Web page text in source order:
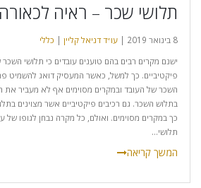
תלושי שכר – ראיה לכאורה
8 בינואר 2019 | עו״ד דניאל קליין | כללי
ישנם מקרים רבים בהם טוענים עובדים כי תלושי
פיקטיביים. כך למשל, כאשר המעסיק דואג להשמיט
השכר של העובד ובמקרים מסוימים אף לא מעביר את
בתלוש השכר. גם רכיבים פיקטיביים אשר מצוינים
כך במקרים מסוימים. ואולם, כל מקרה נבחן לגופו של
תלושי...